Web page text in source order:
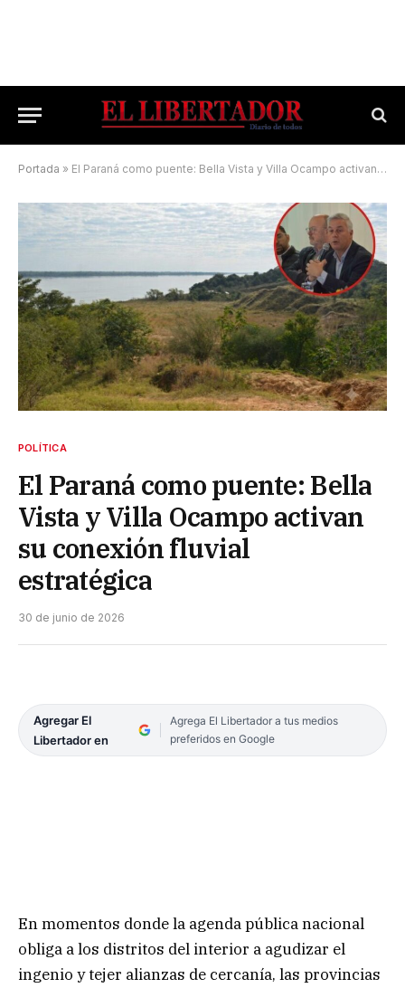
Portada » El Paraná como puente: Bella Vista y Villa Ocampo activan su conexión fluvial estratégica
POLÍTICA
El Paraná como puente: Bella
Vista y Villa Ocampo activan
su conexión fluvial
estratégica
30 de junio de 2026
Agregar El
Libertador en
Agrega El Libertador a tus medios
preferidos en Google
En momentos donde la agenda pública nacional
obliga a los distritos del interior a agudizar el
ingenio y tejer alianzas de cercanía, las provincias